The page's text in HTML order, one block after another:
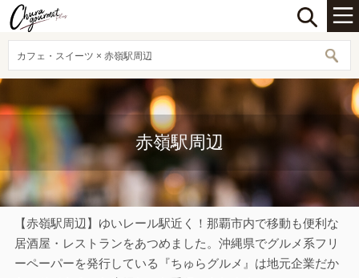
カフェ・スイーツ × 赤嶺駅周辺
赤嶺駅周辺
【赤嶺駅周辺】ゆいレール駅近く！那覇市内で移動も便利な
居酒屋・レストランをあつめました。沖縄県でグルメ系フリ
ーペーパーを発行している『ちゅらグルメ』は地元企業だか